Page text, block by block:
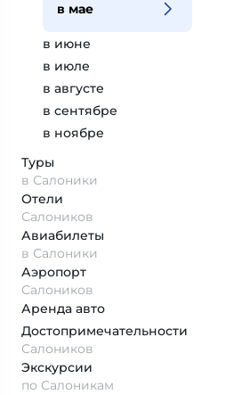
в мае
в июне
в июле
в августе
в сентябре
в ноябре
Туры
в Салоники
Отели
Салоников
Авиабилеты
в Салоники
Аэропорт
Салоников
Аренда авто
Достопримеча­тельности
Салоников
Экскурсии
по Салоникам